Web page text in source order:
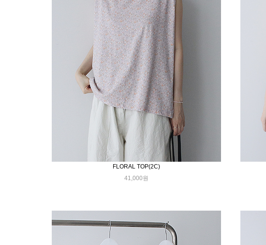
FLORAL TOP(2C)
41,000원